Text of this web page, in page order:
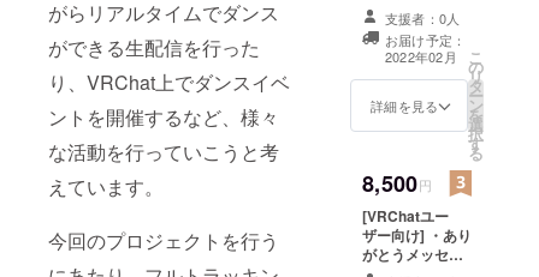
がらリアルタイムでダンス
ができる生配信を行った
り、VRChat上でダンスイベ
ントを開催するなど、様々
な活動を行っていこうと考
えています。
今回のプロジェクトを行う
記入ください。)
・VRChat用 海
夏青クラファン
支援者缶バッチ
FBX ・VRChat
用 ダンスエモー
ト 1種 ・フルト
ラデビュー
場チケット (概要
欄にVRChat
ユーザーIDをご
記入ください。)
ジ(テキスト) ・
ありがとうメッ
セージ(ムー
ビー) ・フルトラ
デビューショー
ケース エンディ
記載 (備考欄に記
名前をご記入く
ださい。) ・フル
トラデビュー
ショーケース
アーカイブ映像
支援者：0人
お届け予定：
2022年02月
詳細を見る
こ
の
リ
タ
ー
ン
を
選
択
す
る
8,500円
[VRChatユー
ザー向け] ・あり
がとうメッセー